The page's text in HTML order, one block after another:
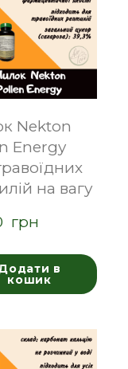
Nekton
Energy
на вагу
грн
в
кошик